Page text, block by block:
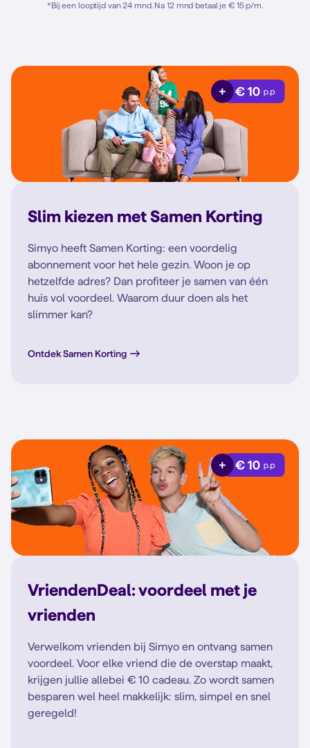
*Bij een looptijd van 24 mnd. Na 12 mnd betaal je € 15 p/m.
Slim kiezen met Samen Korting
Simyo heeft Samen Korting: een voordelig
abonnement voor het hele gezin. Woon je op
hetzelfde adres? Dan profiteer je samen van één
huis vol voordeel. Waarom duur doen als het
slimmer kan?
Ontdek Samen Korting
VriendenDeal: voordeel met je
vrienden
Verwelkom vrienden bij Simyo en ontvang samen
voordeel. Voor elke vriend die de overstap maakt,
krijgen jullie allebei € 10 cadeau. Zo wordt samen
besparen wel heel makkelijk: slim, simpel en snel
geregeld!